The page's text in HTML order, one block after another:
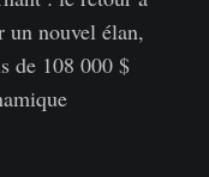
un nouvel élan,
de 108 000 $